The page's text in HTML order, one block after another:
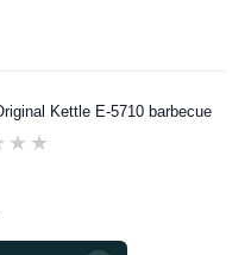
Kettle E-5710 barbecue